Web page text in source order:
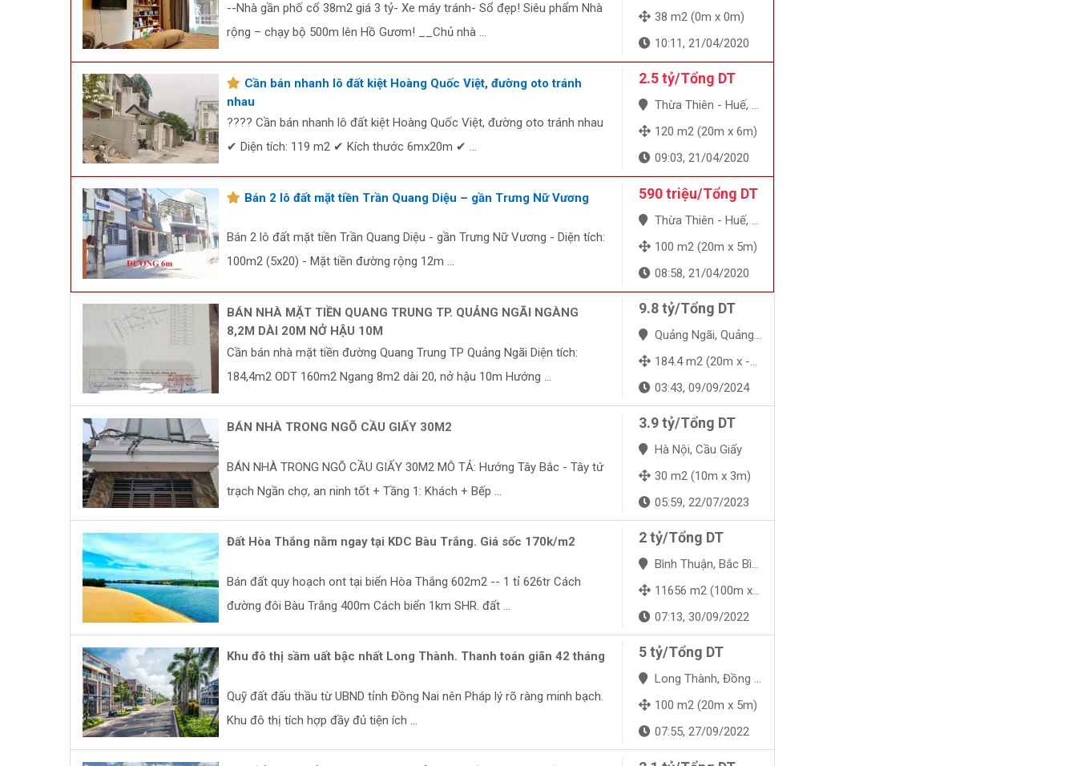
--Nhà gần phố cổ 38m2 giá 3 tỷ- Xe máy tránh- Sổ đẹp! Siêu phẩm Nhà
rộng – chạy bộ 500m lên Hồ Gươm! __Chủ nhà ...
38 m2 (0m x 0m)
10:11, 21/04/2020
Cần bán nhanh lô đất kiệt Hoàng Quốc Việt, đường oto tránh
nhau
???? Cần bán nhanh lô đất kiệt Hoàng Quốc Việt, đường oto tránh nhau
✔ Diện tích: 119 m2 ✔ Kích thước 6mx20m ✔ ...
2.5 tỷ/Tổng DT
Thừa Thiên - Huế, Huế
120 m2 (20m x 6m)
09:03, 21/04/2020
Bán 2 lô đất mặt tiền Trần Quang Diệu – gần Trưng Nữ Vương
Bán 2 lô đất mặt tiền Trần Quang Diệu - gần Trưng Nữ Vương - Diện tích:
100m2 (5x20) - Mặt tiền đường rộng 12m ...
590 triệu/Tổng DT
Thừa Thiên - Huế, Huế
100 m2 (20m x 5m)
08:58, 21/04/2020
BÁN NHÀ MẶT TIỀN QUANG TRUNG TP. QUẢNG NGÃI NGÀNG
8,2M DÀI 20M NỞ HẬU 10M
Cần bán nhà mặt tiền đường Quang Trung TP Quảng Ngãi Diện tích:
184,4m2 ODT 160m2 Ngang 8m2 dài 20, nở hậu 10m Hướng ...
9.8 tỷ/Tổng DT
Quảng Ngãi, Quảng Ngãi
184.4 m2 (20m x -8.2m)
03:43, 09/09/2024
BÁN NHÀ TRONG NGÕ CẦU GIẤY 30M2
BÁN NHÀ TRONG NGÕ CẦU GIẤY 30M2 MÔ TẢ: Hướng Tây Bắc - Tây tứ
trạch Ngần chợ, an ninh tốt + Tầng 1: Khách + Bếp ...
3.9 tỷ/Tổng DT
Hà Nội, Cầu Giấy
30 m2 (10m x 3m)
05:59, 22/07/2023
Đất Hòa Thắng nằm ngay tại KDC Bàu Trắng. Giá sốc 170k/m2
Bán đất quy hoạch ont tại biển Hòa Thắng 602m2 -- 1 tỉ 626tr Cách
đường đôi Bàu Trắng 400m Cách biển 1km SHR. đất ...
2 tỷ/Tổng DT
Bình Thuận, Bắc Bình
11656 m2 (100m x 116m)
07:13, 30/09/2022
Khu đô thị sầm uất bậc nhất Long Thành. Thanh toán giãn 42 tháng
Quỹ đất đấu thầu từ UBND tỉnh Đồng Nai nên Pháp lý rõ ràng minh bạch.
Khu đô thị tích hợp đầy đủ tiện ích ...
5 tỷ/Tổng DT
Long Thành, Đồng Nai
100 m2 (20m x 5m)
07:55, 27/09/2022